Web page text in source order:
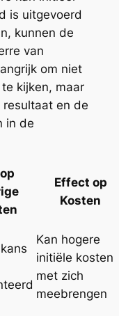
is uitgevoerd
kunnen de
van
om niet
kijken, maar
en de
in de
Effect op
Kosten
Kan hogere
initiële kosten
met zich
meebrengen